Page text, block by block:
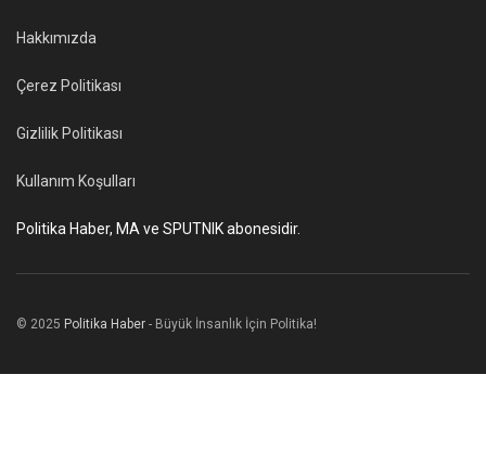
Hakkımızda
Çerez Politikası
Gizlilik Politikası
Kullanım Koşulları
Politika Haber, MA ve SPUTNIK abonesidir.
© 2025 Politika Haber - Büyük İnsanlık İçin Politika!